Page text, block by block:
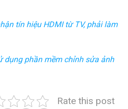
tín hiệu HDMI từ TV, phải làm
dụng phần mềm chỉnh sửa ảnh
Rate this post